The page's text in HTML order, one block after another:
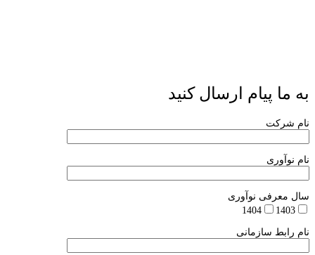
به ما پیام ارسال کنید
نام شرکت
نام نوآوری
سال معرفی نوآوری
1403
1404
نام رابط سازمانی